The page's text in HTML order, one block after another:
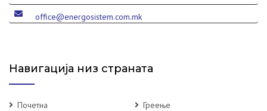
office@energosistem.com.mk
Навигација низ страната
Почетна Греење